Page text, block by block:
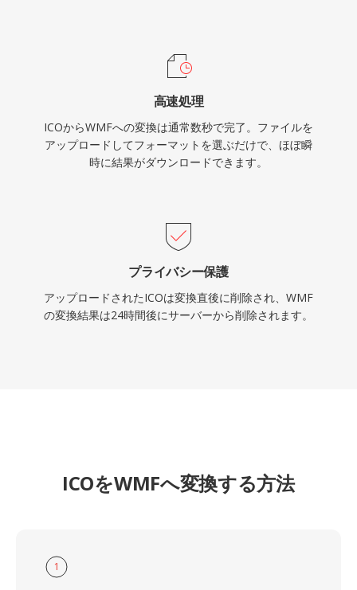
高速処理
ICOからWMFへの変換は通常数秒で完了。ファイルを
アップロードしてフォーマットを選ぶだけで、ほぼ瞬
時に結果がダウンロードできます。
プライバシー保護
アップロードされたICOは変換直後に削除され、WMF
の変換結果は24時間後にサーバーから削除されます。
ICOをWMFへ変換する方法
1